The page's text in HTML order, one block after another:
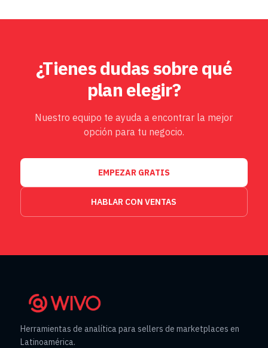
¿Tienes dudas sobre qué
plan elegir?
Nuestro equipo te ayuda a encontrar la mejor
opción para tu negocio.
EMPEZAR GRATIS
HABLAR CON VENTAS
Herramientas de analítica para sellers de marketplaces en
Latinoamérica.